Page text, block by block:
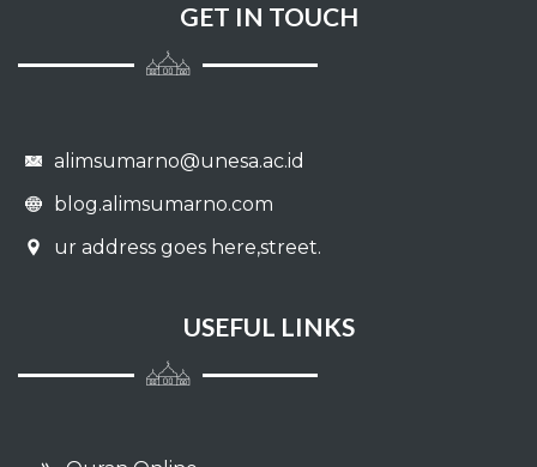
GET IN TOUCH
alimsumarno@unesa.ac.id
blog.alimsumarno.com
ur address goes here,street.
USEFUL LINKS